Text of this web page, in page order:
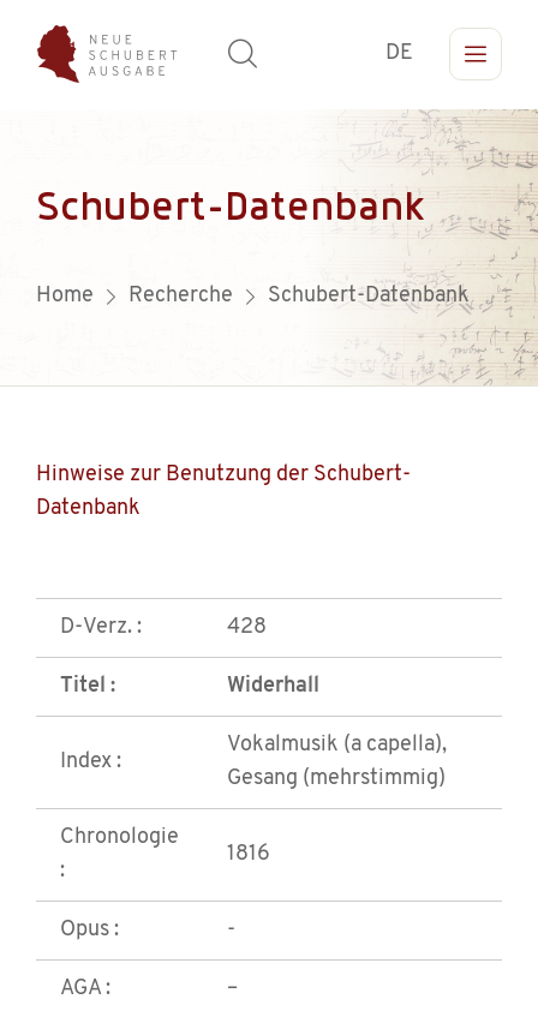
DE
Schubert-Datenbank
Home Recherche Schubert-Datenbank
Hinweise zur Benutzung der Schubert-
Datenbank
D-Verz. : 428
Titel : Widerhall
Index :
Vokalmusik (a capella),
Gesang (mehrstimmig)
Chronologie
:
1816
Opus : -
AGA : –